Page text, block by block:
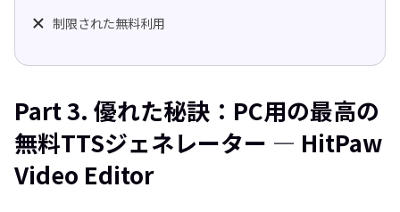
制限された無料利用
Part 3. 優れた秘訣：PC用の最高の
無料TTSジェネレーター — HitPaw
Video Editor